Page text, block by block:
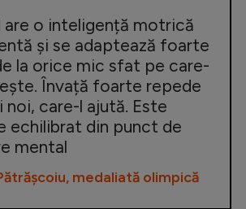
are o inteligență motrică
și se adaptează foarte
la orice mic sfat pe care-
Învață foarte repede
noi, care-l ajută. Este
echilibrat din punct de
mental
medaliată olimpică